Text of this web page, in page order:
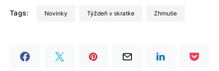
Tags: Novinky Týždeň v skratke Zhrnutie